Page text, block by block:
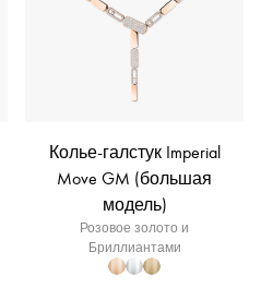
Колье-галстук Imperial
Move GM (большая
модель)
Розовое золото и
Бриллиантами